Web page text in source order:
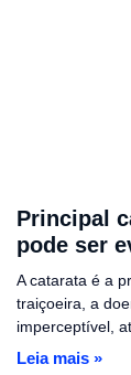
Principal
pode ser
A catarata é a
traiçoeira, a
imperceptível,
Leia mais »